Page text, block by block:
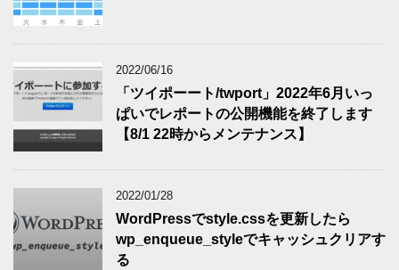
2022/06/16
「ツイポーート/twport」2022年6月いっ
ぱいでレポートの公開機能を終了します
【8/1 22時からメンテナンス】
2022/01/28
WordPressでstyle.cssを更新したら
wp_enqueue_styleでキャッシュクリアす
る